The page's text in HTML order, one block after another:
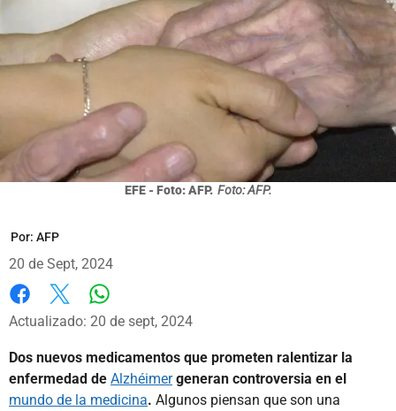
EFE - Foto: AFP. Foto: AFP.
Por: AFP
20 de Sept, 2024
Facebook
X
Actualizado: 20 de sept, 2024
Dos nuevos medicamentos que prometen ralentizar la
enfermedad de Alzhéimergeneran controversia en el
mundo de la medicina. Algunos piensan que son una